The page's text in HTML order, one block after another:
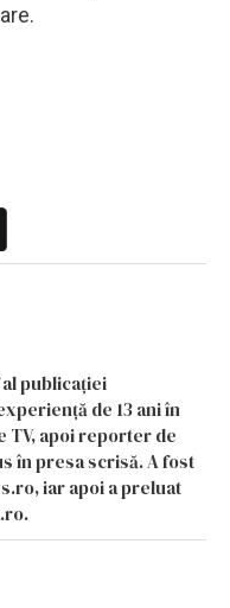
publicației
de 13 ani în
TV, apoi reporter de
în presa scrisă. A fost
iar apoi a preluat